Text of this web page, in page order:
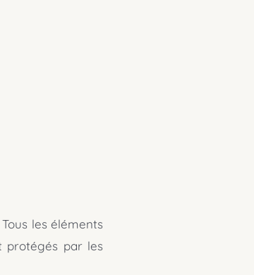
les éléments
protégés par les